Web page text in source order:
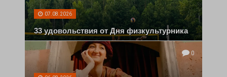
07.08.2026
33 удовольствия от Дня физкультурника
0